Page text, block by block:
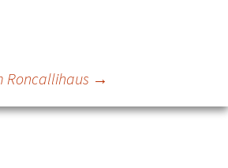
Roncallihaus →